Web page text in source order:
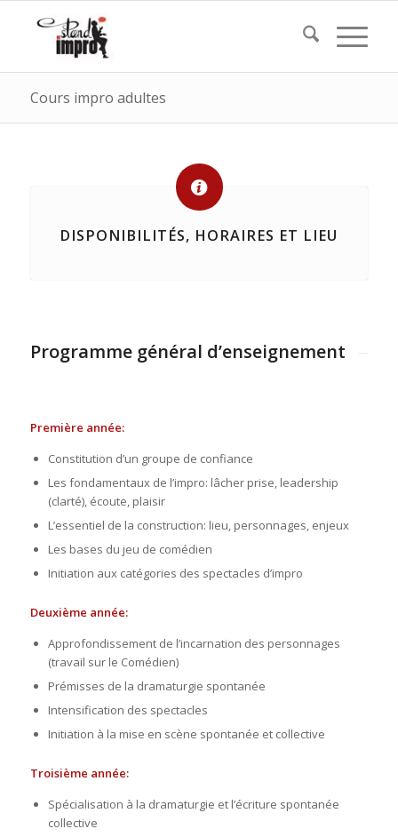
Cours impro adultes
DISPONIBILITÉS, HORAIRES ET LIEU
Programme général d’enseignement
Première année:
Constitution d’un groupe de confiance
Les fondamentaux de l’impro: lâcher prise, leadership
(clarté), écoute, plaisir
L’essentiel de la construction: lieu, personnages, enjeux
Les bases du jeu de comédien
Initiation aux catégories des spectacles d’impro
Deuxième année:
Approfondissement de l’incarnation des personnages
(travail sur le Comédien)
Prémisses de la dramaturgie spontanée
Intensification des spectacles
Initiation à la mise en scène spontanée et collective
Troisième année:
Spécialisation à la dramaturgie et l’écriture spontanée
collective